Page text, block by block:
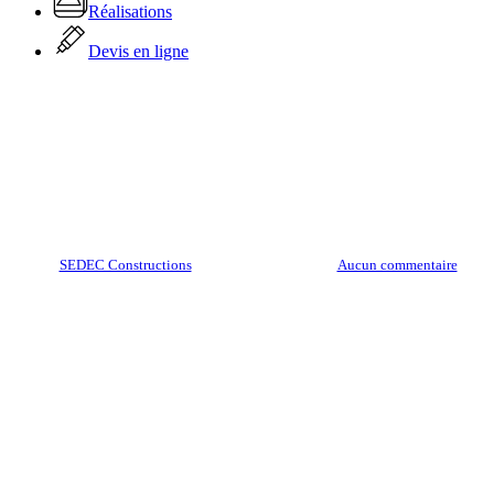
Réalisations
Devis en ligne
SEDEC Constructions Aucun commentaire